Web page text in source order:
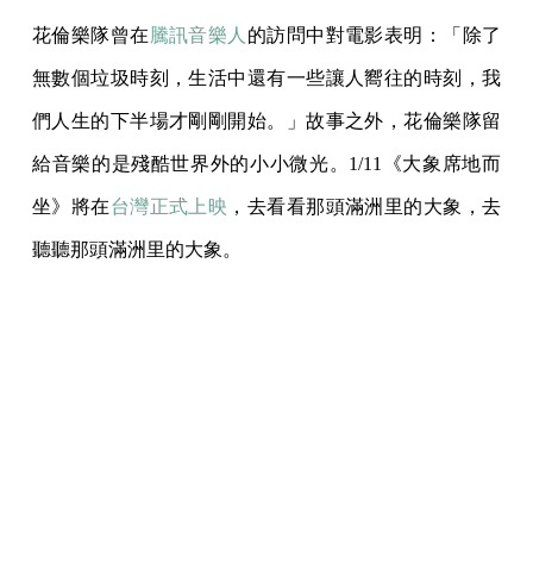
花倫樂隊曾在 騰訊音樂人 的訪問中對電影表明：「除了
無數個垃圾時刻，生活中還有一些讓人嚮往的時刻，我
們人生的下半場才剛剛開始。」故事之外，花倫樂隊留
給音樂的是殘酷世界外的小小微光。1/11《大象席地而
坐》將在台灣正式上映 ，去看看那頭滿洲里的大象，去
聽聽那頭滿洲里的大象。